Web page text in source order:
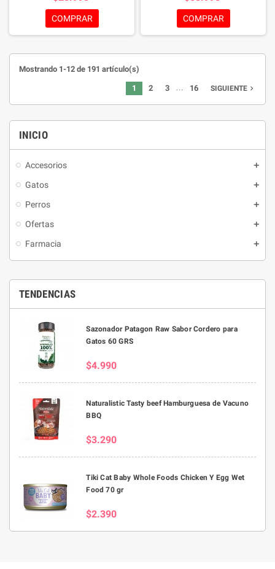
INICIO
Accesorios
Gatos
Perros
Ofertas
Farmacia
TENDENCIAS
Sazonador Patagon Raw Sabor Cordero para
Gatos 60 GRS
$4.990
Naturalistic Tasty beef Hamburguesa de Vacuno
BBQ
$3.290
Tiki Cat Baby Whole Foods Chicken Y Egg Wet
Food 70 gr
$2.390
vitaminas esenciales y con un
mayor contenido de proteínas para
un crecimiento saludable.
COMPRAR
requerimientos especiales de los
perros de razas grandes y
gigantes. Fórmula libre de granos
De razas grandes y giganes (más
COMPRAR
Mostrando 1-12 de 191 artículo(s)
1 2 3 … 16 SIGUIENTE navigate_next